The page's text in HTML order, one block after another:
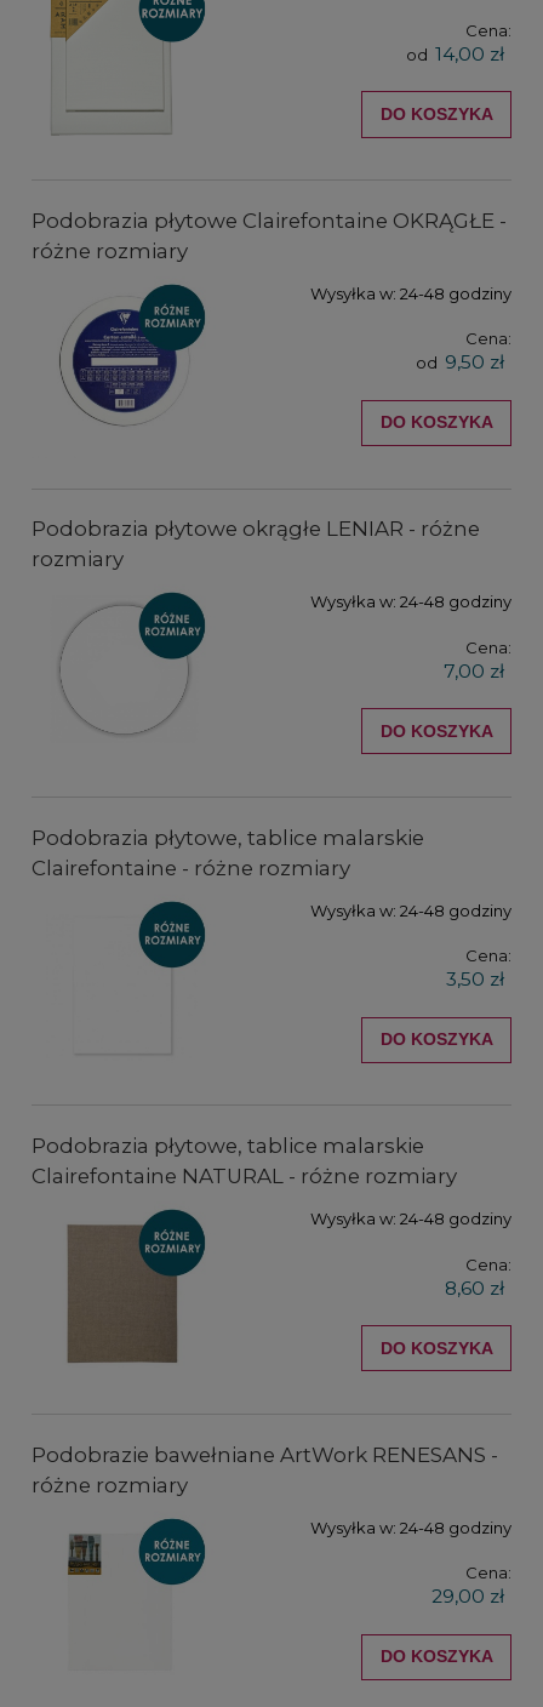
Cena:
od 14,00 zł
DO KOSZYKA
Podobrazia płytowe Clairefontaine OKRĄGŁE -
różne rozmiary
Wysyłka w: 24-48 godziny
Cena:
od 9,50 zł
DO KOSZYKA
Podobrazia płytowe okrągłe LENIAR - różne
rozmiary
Wysyłka w: 24-48 godziny
Cena:
7,00 zł
DO KOSZYKA
Podobrazia płytowe, tablice malarskie
Clairefontaine - różne rozmiary
Wysyłka w: 24-48 godziny
Cena:
3,50 zł
DO KOSZYKA
Podobrazia płytowe, tablice malarskie
Clairefontaine NATURAL - różne rozmiary
Wysyłka w: 24-48 godziny
Cena:
8,60 zł
DO KOSZYKA
Podobrazie bawełniane ArtWork RENESANS -
różne rozmiary
Wysyłka w: 24-48 godziny
Cena:
29,00 zł
DO KOSZYKA